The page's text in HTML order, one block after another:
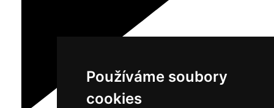
Používáme soubory
cookies